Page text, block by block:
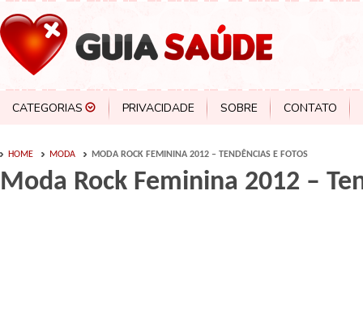
CATEGORIAS PRIVACIDADE SOBRE CONTATO
HOME MODA MODA ROCK FEMININA 2012 – TENDÊNCIAS E FOTOS
Moda Rock Feminina 2012 –